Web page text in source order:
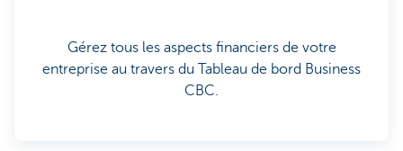
Gérez tous les aspects financiers de votre
entreprise au travers du Tableau de bord Business
CBC.